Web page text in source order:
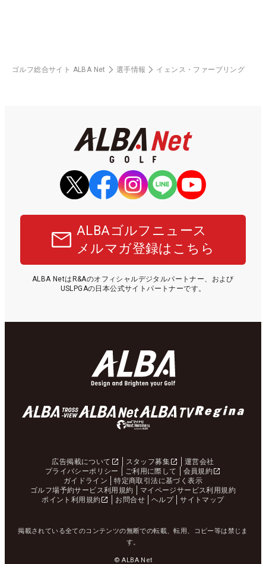
ゴルフ総合サイト ALBA Net 選手情報 イェンス・ファーブリング
ALBAゴルフニュース
メルマガ登録はこちら
ALBA NetはR&Aのオフィシャルデジタルパートナー、および
USLPGAの日本公式サイトパートナーです。
広告掲載について スタッフ募集
運営会社
プライバシーポリシー
ご利用に際して
会員規約
ガイドライン
特定商取引法に基づく表示
ゴルフ場予約サービス利用規約
マイページサービス利用規約
ポイント利用規約
お問合せ ヘルプ サイトマップ
掲載されている全てのコンテンツの無断での転載、転用、コピー等は禁じま
す。
© ALBA Net